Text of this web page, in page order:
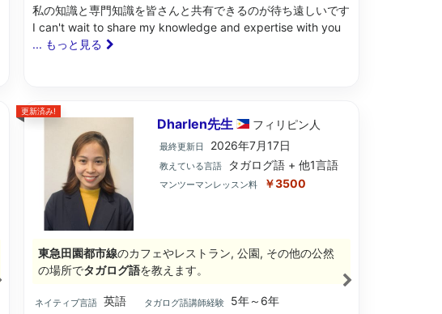
私の知識と専門知識を皆さんと共有できるのが待ち遠しいです
I can't wait to share my knowledge and expertise with you
... もっと見る
更新済み!
Dharlen先生 フィリピン 人
最終更新日 2026年7月17日
教えている言語 タガログ語 + 他1言語
マンツーマンレッスン料 ￥3500
東急田園都市線のカフェやレストラン, 公園, その他の公然
の場所でタガログ語を教えます。
ネイティブ言語 英語 タガログ語講師経験
5年～6年